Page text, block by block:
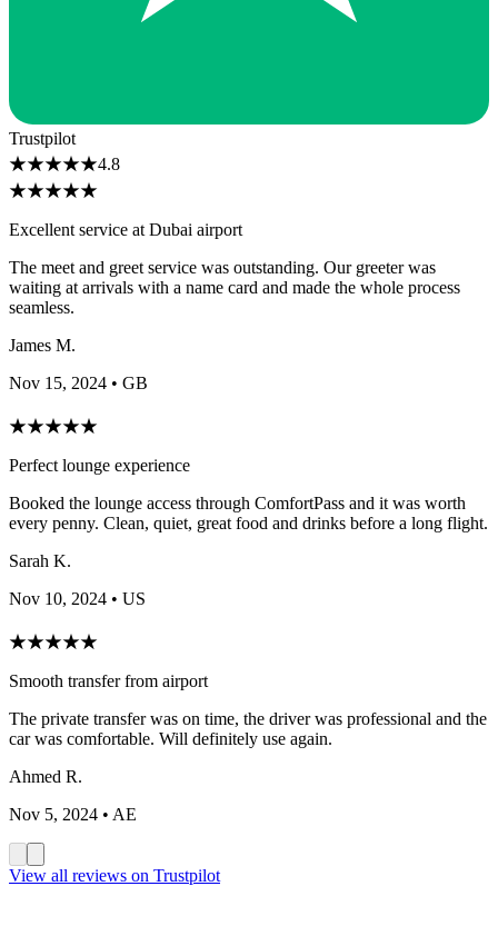
Trustpilot
★★★★★4.8
★★★★★
Excellent service at Dubai airport
The meet and greet service was outstanding. Our greeter was
waiting at arrivals with a name card and made the whole process
seamless.
James M.
Nov 15, 2024 • GB
★★★★★
Perfect lounge experience
Booked the lounge access through ComfortPass and it was worth
every penny. Clean, quiet, great food and drinks before a long flight.
Sarah K.
Nov 10, 2024 • US
★★★★★
Smooth transfer from airport
The private transfer was on time, the driver was professional and the
car was comfortable. Will definitely use again.
Ahmed R.
Nov 5, 2024 • AE
View all reviews on Trustpilot